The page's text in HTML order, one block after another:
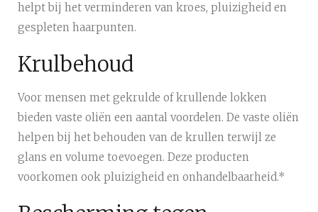
helpt bij het verminderen van kroes, pluizigheid en
gespleten haarpunten.
Krulbehoud
Voor mensen met gekrulde of krullende lokken
bieden vaste oliën een aantal voordelen. De vaste oliën
helpen bij het behouden van de krullen terwijl ze
glans en volume toevoegen. Deze producten
voorkomen ook pluizigheid en onhandelbaarheid.*